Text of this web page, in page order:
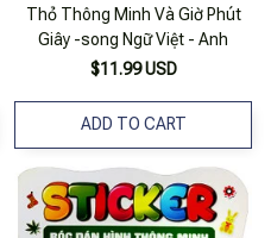
Thỏ Thông Minh Và Giờ Phút
Giây -song Ngữ Việt - Anh
$11.99 USD
ADD TO CART